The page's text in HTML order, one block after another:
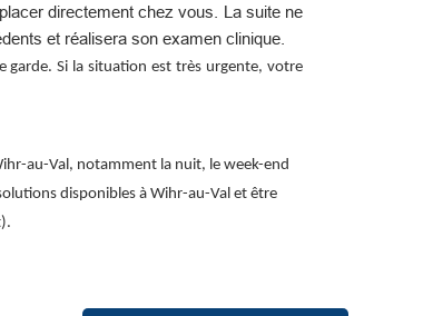
directement chez vous. La suite ne
et réalisera son examen clinique.
garde. Si la situation est très urgente, votre
au-Val, notamment la nuit, le week-end
disponibles à Wihr-au-Val et être